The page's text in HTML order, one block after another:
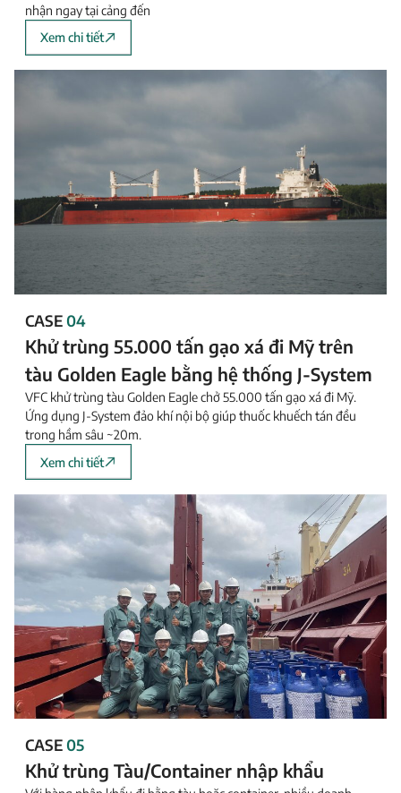
nhận ngay tại cảng đến
Xem chi tiết
CASE04
Khử trùng 55.000 tấn gạo xá đi Mỹ trên
tàu Golden Eagle bằng hệ thống J-System
VFC khử trùng tàu Golden Eagle chở 55.000 tấn gạo xá đi Mỹ.
Ứng dụng J-System đảo khí nội bộ giúp thuốc khuếch tán đều
trong hầm sâu ~20m.
Xem chi tiết
CASE05
Khử trùng Tàu/Container nhập khẩu